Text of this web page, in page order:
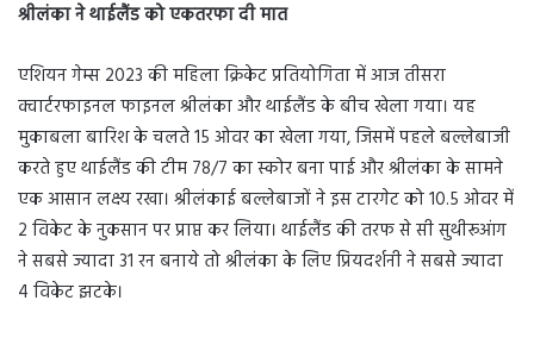
श्रीलंका ने थाईलैंड को एकतरफा दी मात
एशियन गेम्स 2023 की महिला क्रिकेट प्रतियोगिता में आज तीसरा
क्वार्टरफाइनल फाइनल श्रीलंका और थाईलैंड के बीच खेला गया। यह
मुकाबला बारिश के चलते 15 ओवर का खेला गया, जिसमें पहले बल्लेबाजी
करते हुए थाईलैंड की टीम 78/7 का स्कोर बना पाई और श्रीलंका के सामने
एक आसान लक्ष्य रखा। श्रीलंकाई बल्लेबाजों ने इस टारगेट को 10.5 ओवर में
2 विकेट के नुकसान पर प्राप्त कर लिया। थाईलैंड की तरफ से सी सुथीरूआंग
ने सबसे ज्यादा 31 रन बनाये तो श्रीलंका के लिए प्रियदर्शनी ने सबसे ज्यादा
4 विकेट झटके।